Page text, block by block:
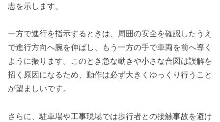
志を示します。
一方で進行を指示するときは、周囲の安全を確認したうえ
で進行方向へ腕を伸ばし、もう一方の手で車両を前へ導く
ように振ります。このとき急な動きや小さな合図は誤解を
招く原因になるため、動作は必ず大きくゆっくり行うこと
が望ましいです。
さらに、駐車場や工事現場では歩行者との接触事故を避け